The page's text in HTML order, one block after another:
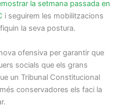
la setmana passada en
i seguirem les mobilitzacions
la seva postura.
ofensiva per garantir que
socials que els grans
un Tribunal Constitucional
conservadores els faci la